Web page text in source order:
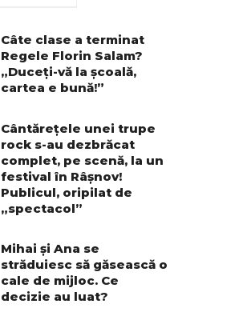
Câte clase a terminat
Regele Florin Salam?
„Duceți-vă la școală,
cartea e bună!”
Cântărețele unei trupe
rock s-au dezbrăcat
complet, pe scenă, la un
festival în Râșnov!
Publicul, oripilat de
„spectacol”
Mihai și Ana se
străduiesc să găsească o
cale de mijloc. Ce
decizie au luat?